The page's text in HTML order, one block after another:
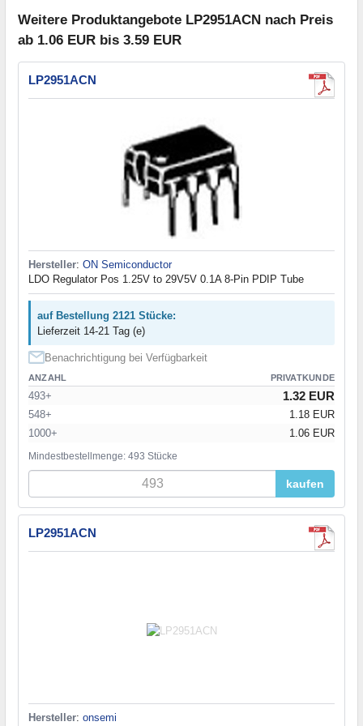
Weitere Produktangebote LP2951ACN nach Preis
ab 1.06 EUR bis 3.59 EUR
LP2951ACN
Hersteller: ON Semiconductor
LDO Regulator Pos 1.25V to 29V5V 0.1A 8-Pin PDIP Tube
auf Bestellung 2121 Stücke:
Lieferzeit 14-21 Tag (e)
Benachrichtigung bei Verfügbarkeit
ANZAHL PRIVATKUNDE
493+ 1.32 EUR
548+
1.18 EUR
1000+
1.06 EUR
Mindestbestellmenge: 493 Stücke
kaufen
LP2951ACN
Hersteller: onsemi